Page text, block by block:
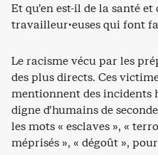
Et qu’en est-il de la santé
travailleur·euses qui font
Le racisme vécu par les
des plus directs. Ces
mentionnent des
digne d’humains de
les mots « esclaves », «
méprisés », « dégoût »,